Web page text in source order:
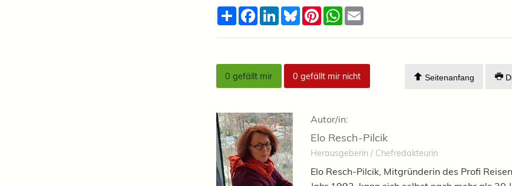
TeilenFacebook
LinkedInBlueskyPinterestWhatsApp
0 gefällt mir 0 gefällt mir nicht Seitenanfang
Autor/in:
Elo Resch-Pilcik
Herausgeberin / Chefredakteurin
Elo Resch-Pilcik, Mitgründerin des Profi